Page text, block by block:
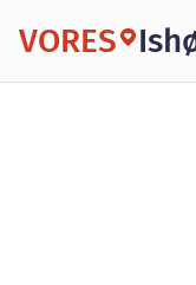
VORES